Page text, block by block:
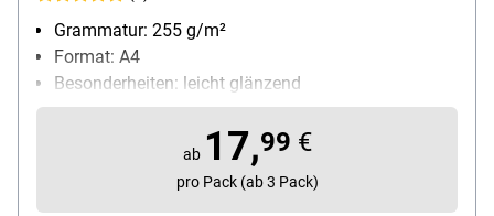
Grammatur: 255 g/m²
Format: A4
Besonderheiten: leicht glänzend
Anwendung: für Tintenstrahldrucker geeignet
Inhalt pro Pack: 30 Blatt
ab 17,99 €
pro Pack (ab 3 Pack)